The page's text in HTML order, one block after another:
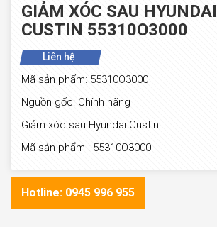
GIẢM XÓC SAU HYUNDAI
CUSTIN 55310O3000
Liên hệ
Mã sản phẩm: 55310O3000
Nguồn gốc: Chính hãng
Giảm xóc sau Hyundai Custin
Mã sản phẩm : 55310O3000
Hotline: 0945 996 955